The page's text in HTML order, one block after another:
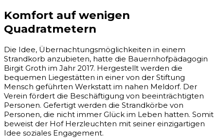
Komfort auf wenigen
Quadratmetern
Die Idee, Übernachtungsmöglichkeiten in einem
Strandkorb anzubieten, hatte die Bauernhofpädagogin
Birgit Groth im Jahr 2017. Hergestellt werden die
bequemen Liegestätten in einer von der Stiftung
Mensch geführten Werkstatt im nahen Meldorf. Der
Verein fördert die Beschäftigung von beeinträchtigten
Personen. Gefertigt werden die Strandkörbe von
Personen, die nicht immer Glück im Leben hatten. Somit
beweist der Hof Herzleuchten mit seiner einzigartigen
Idee soziales Engagement.